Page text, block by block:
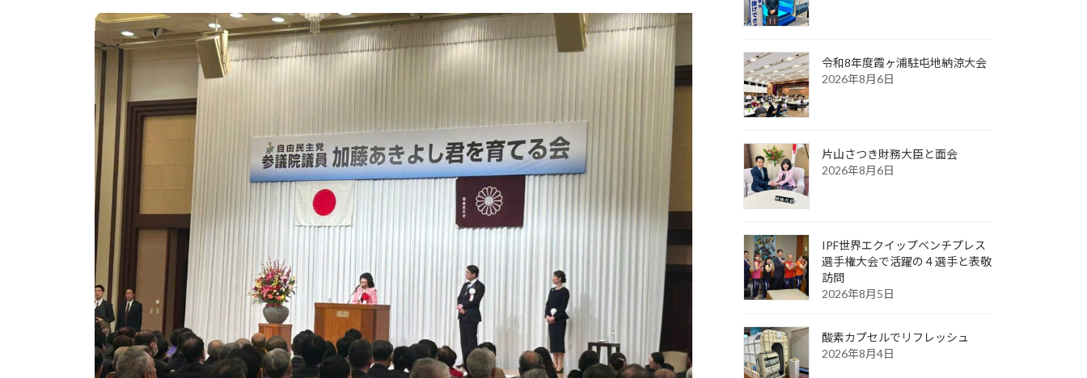
令和8年度霞ヶ浦駐屯地納涼大会
2026年8月6日
片山さつき財務大臣と面会
2026年8月6日
IPF世界エクイップベンチプレス
選手権大会で活躍の４選手と表敬
訪問
2026年8月5日
酸素カプセルでリフレッシュ
2026年8月4日